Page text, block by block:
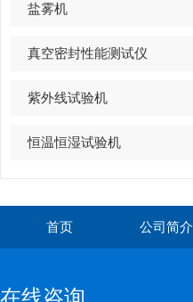
盐雾机
真空密封性能测试仪
紫外线试验机
恒温恒湿试验机
首页 公司简介
在线咨询